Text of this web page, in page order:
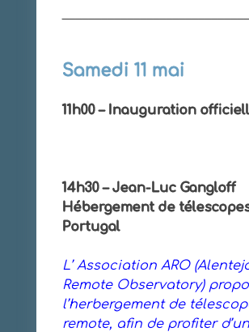
Samedi 11 mai
11h00 – Inauguration
14h30 – Jean-Luc Gangloff
Hébergement de
Portugal
L’ Association ARO
Remote Observatory)
l’herbergement de
remote, afin de profiter